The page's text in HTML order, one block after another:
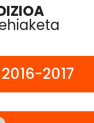
2017